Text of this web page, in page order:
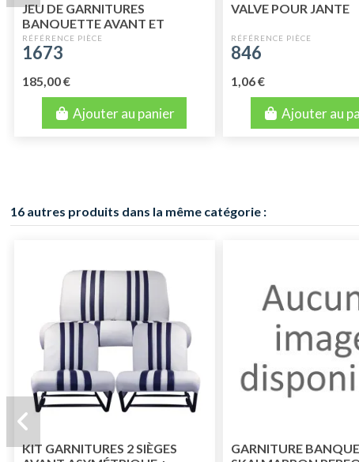
JEU DE GARNITURES
BANQUETTE AVANT ET
BANQUETTE ARRIERE
MARRON RAYE
1673
185,00 €
Ajouter au panier
VALVE POUR JANTE
846
1,06 €
Ajouter au
16 autres produits dans la même catégorie :
KIT GARNITURES 2 SIÈGES
GARNITURE